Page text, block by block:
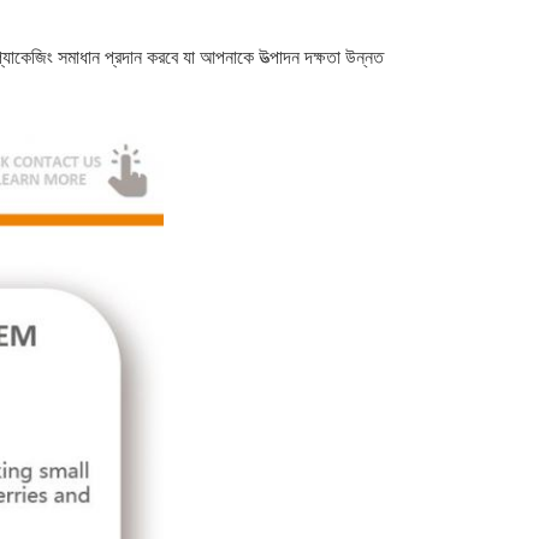
সমাধান প্রদান করবে যা আপনাকে উত্পাদন দক্ষতা উন্নত